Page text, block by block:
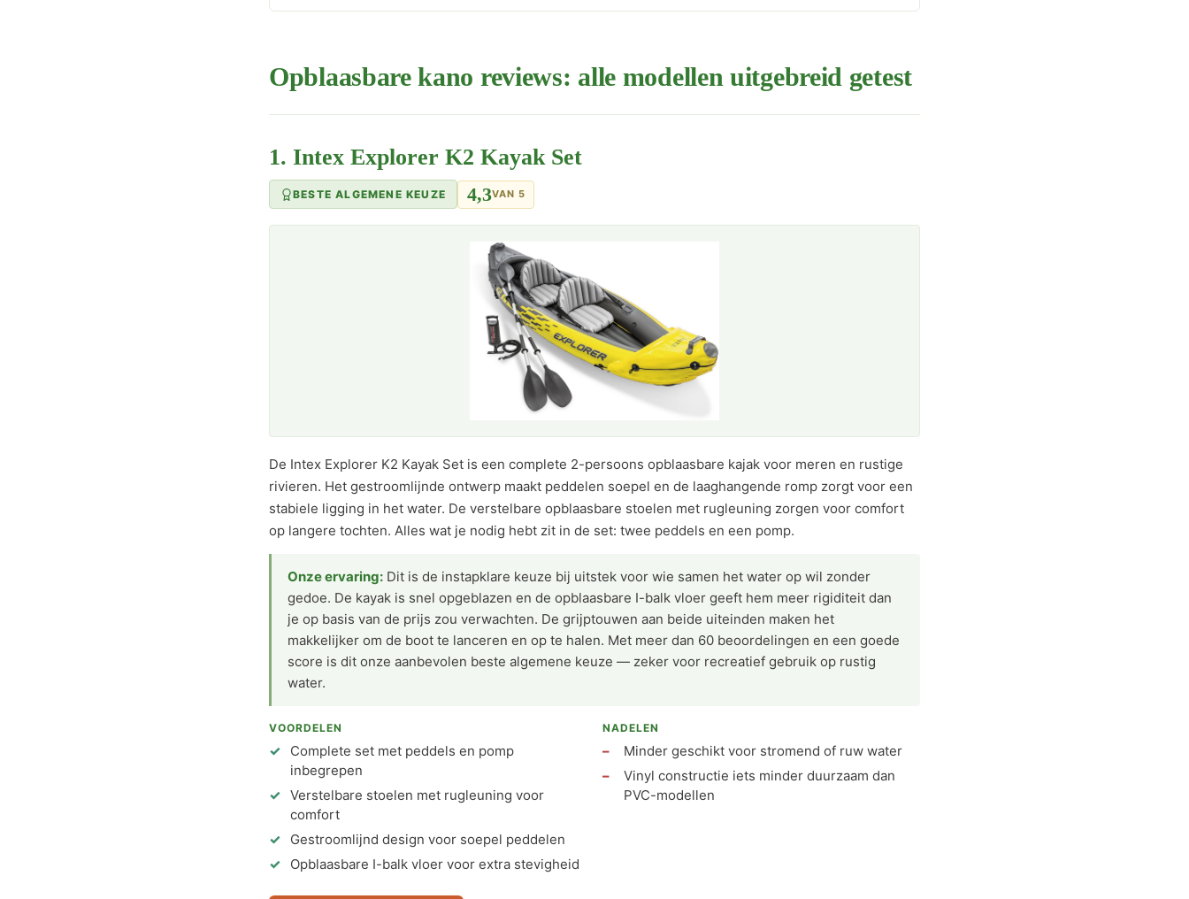
Opblaasbare kano reviews: alle modellen uitgebreid getest
1. Intex Explorer K2 Kayak Set
BESTE ALGEMENE KEUZE 4,3VAN 5
De Intex Explorer K2 Kayak Set is een complete 2-persoons opblaasbare kajak voor meren en rustige
rivieren. Het gestroomlijnde ontwerp maakt peddelen soepel en de laaghangende romp zorgt voor een
stabiele ligging in het water. De verstelbare opblaasbare stoelen met rugleuning zorgen voor comfort
op langere tochten. Alles wat je nodig hebt zit in de set: twee peddels en een pomp.
Onze ervaring: Dit is de instapklare keuze bij uitstek voor wie samen het water op wil zonder
gedoe. De kayak is snel opgeblazen en de opblaasbare I-balk vloer geeft hem meer rigiditeit dan
je op basis van de prijs zou verwachten. De grijptouwen aan beide uiteinden maken het
makkelijker om de boot te lanceren en op te halen. Met meer dan 60 beoordelingen en een goede
score is dit onze aanbevolen beste algemene keuze — zeker voor recreatief gebruik op rustig
water.
VOORDELEN
Complete set met peddels en pomp
inbegrepen
Verstelbare stoelen met rugleuning voor
comfort
Gestroomlijnd design voor soepel peddelen
Opblaasbare I-balk vloer voor extra stevigheid
NADELEN
Minder geschikt voor stromend of ruw water
Vinyl constructie iets minder duurzaam dan
PVC-modellen